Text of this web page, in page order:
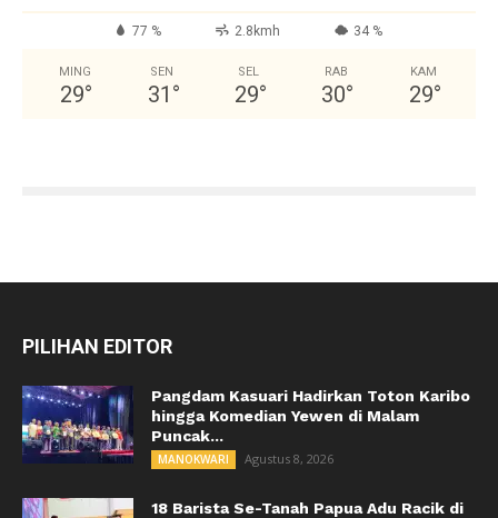
77 % 2.8kmh 34 %
MING
29°
SEN
31 °
SEL
29°
RAB
30°
KAM
29°
PILIHAN EDITOR
Pangdam Kasuari Hadirkan Toton Karibo
hingga Komedian Yewen di Malam
Puncak...
MANOKWARI Agustus 8, 2026
18 Barista Se-Tanah Papua Adu Racik di